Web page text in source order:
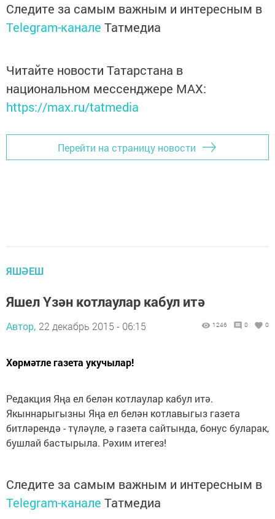
Следите за самым важным и интересным в
Telegram-канале Татмедиа
Читайте новости Татарстана в
национальном мессенджере MАХ:
https://max.ru/tatmedia
Перейти на страницу новости
ЯШӘЕШ
Яшел Үзән котлаулар кабул итә
Автор, 22 декабрь 2015 - 06:15 1246 0 0
Хөрмәтле газета укучылар!
Редакция Яңа ел белән котлаулар кабул итә.
Якыннарыгызны Яңа ел белән котлавыгыз газета
битләрендә - түләүле, ә газета сайтында, бонус буларак,
бушлай бастырыла. Рәхим итегез!
Следите за самым важным и интересным в
Telegram-канале Татмедиа